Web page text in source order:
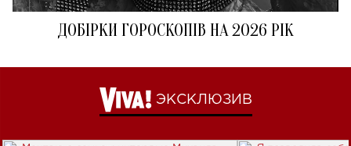
ДОБІРКИ ГОРОСКОПІВ НА 2026 РІК
ЭКСКЛЮЗИВ